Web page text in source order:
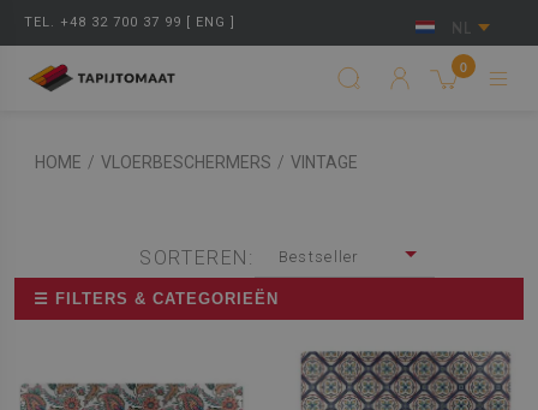
TEL. +48 32 700 37 99 [ ENG ] NL
0
HOME / VLOERBESCHERMERS / VINTAGE
SORTEREN: Bestseller
☰ FILTERS & CATEGORIEËN